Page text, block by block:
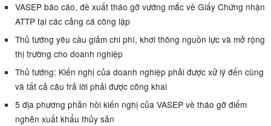
VASEP báo cáo, đề xuất tháo gỡ vướng mắc về Giấy Chứng nhận
ATTP tại các cảng cá công lập
Thủ tướng yêu cầu giảm chi phí, khơi thông nguồn lực và mở rộng
thị trường cho doanh nghiệp
Thủ tướng: Kiến nghị của doanh nghiệp phải được xử lý đến cùng
và tất cả câu trả lời phải được công khai
5 địa phương phản hồi kiến nghị của VASEP về tháo gỡ điểm
nghẽn xuất khẩu thủy sản